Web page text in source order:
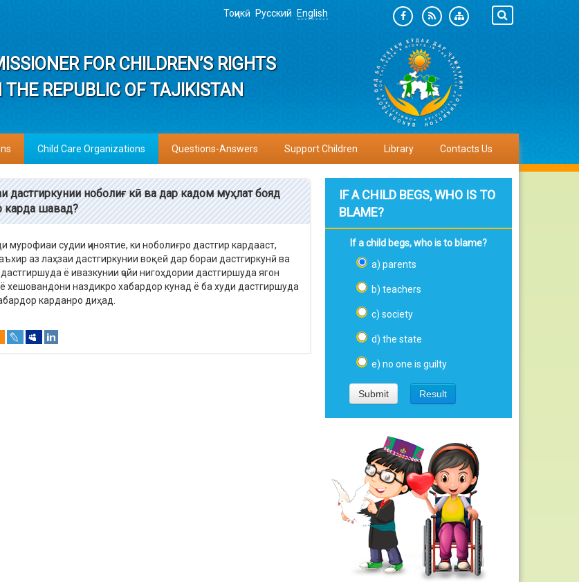
Тоҷикӣ Русский English
FOR CHILDREN’S RIGHTS
THE REPUBLIC OF TAJIKISTAN
Child Care Organizations Questions-Answers Support Children Library Contacts Us
дастгиркунии ноболиғ кӣ ва дар кадом муҳлат бояд
карда шавад?
судии ҷиноятие, ки ноболиғро дастгир кардааст,
аз лаҳзаи дастгиркунии воқеӣ дар бораи дастгиркунӣ ва
ё ивазкунии ҷойи нигоҳдории дастгиршуда ягон
хешовандони наздикро хабардор кунад ё ба худи дастгиршуда
карданро диҳад.
IF A CHILD BEGS, WHO IS TO
BLAME?
If a child begs, who is to blame?
a) parents
b) teachers
c) society
d) the state
e) no one is guilty